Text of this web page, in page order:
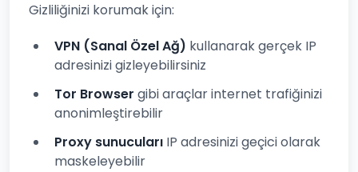
Gizliliğinizi korumak için:
VPN (Sanal Özel Ağ) kullanarak gerçek IP
adresinizi gizleyebilirsiniz
Tor Browser gibi araçlar internet trafiğinizi
anonimleştirebilir
Proxy sunucuları IP adresinizi geçici olarak
maskeleyebilir